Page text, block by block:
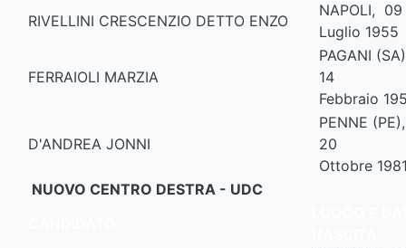
RIVELLINI CRESCENZIO DETTO ENZO
NAPOLI, 09
Luglio 1955
FERRAIOLI MARZIA
PAGANI
14
Febbraio
D'ANDREA JONNI
PENNE
20
Ottobre
NUOVO CENTRO DESTRA - UDC